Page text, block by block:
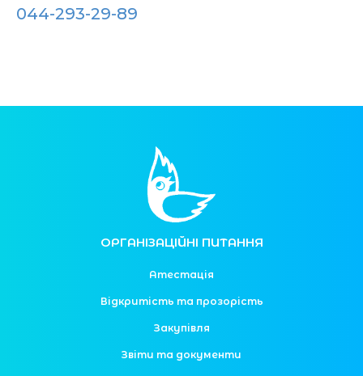
044-293-29-89
ОРГАНІЗАЦІЙНІ ПИТАННЯ
Атестація
Відкритість та прозорість
Закупівля
Звіти та документи